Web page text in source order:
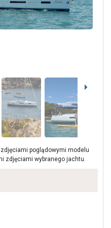
poglądowymi modelu
zdjęciami wybranego jachtu.